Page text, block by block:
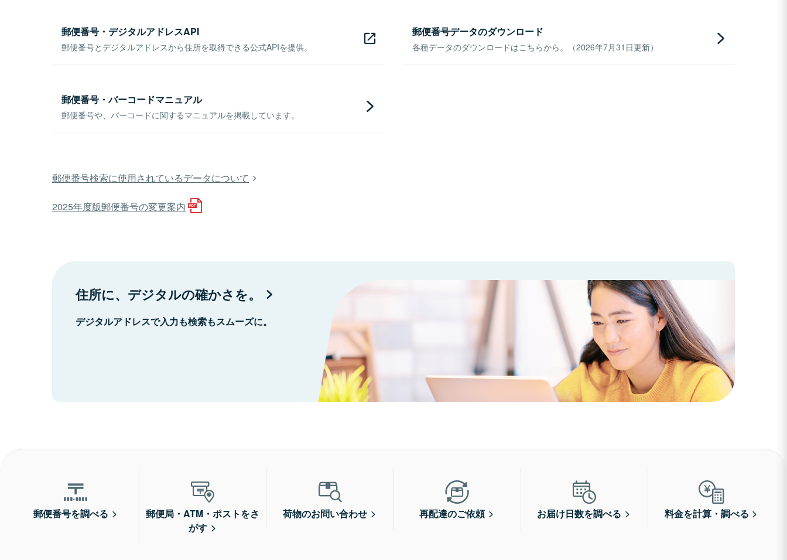
郵便番号・デジタルアドレスAPI
郵便番号とデジタルアドレスから住所を取得できる公式APIを提供。
郵便番号データのダウンロード
各種データのダウンロードはこちらから。（2026年7月31日更新）
郵便番号・バーコードマニュアル
郵便番号や、バーコードに関するマニュアルを掲載しています。
郵便番号検索に使用されているデータについて
2025年度版郵便番号の変更案内
住所に、デジタルの確かさを。
デジタルアドレスで入力も検索もスムーズに。
郵便番号を調べる
郵便局・ATM・ポストをさ
がす
荷物のお問い合わせ 再配達のご依頼 お届け日数を調べる 料金を計算・調べる